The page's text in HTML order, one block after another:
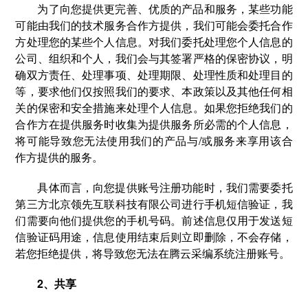
为了向您提供更完善、优质的产品和服务，某些功能
可能由我们的技术服务合作方提供，我们可能会委托合作
方处理您的某些个人信息。对我们委托处理您个人信息的
公司、组织和个人，我们会与其签署严格的保密协议，明
确双方责任、处理事项、处理期限、处理性质和处理目的
等，要求他们仅按照我们的要求、本政策以及其他任何相
关的保密和安全措施来处理个人信息。如果您拒绝我们的
合作方在提供服务时收集为提供服务所必需的个人信息，
将可能导致您无法使用我们的产品与/或服务来享用该合
作方提供的服务。
具体而言，向您提供账号注册功能时，我们需要委托
第三方北京领先互联科技有限公司进行手机短信验证，我
们需要向他们提供您的手机号码。前述信息仅用于发送短
信验证码用途，信息使用结束后则立即删除，不会存储，
若您拒绝提供，将导致您无法在腾云采编系统注册账号。
2、共享